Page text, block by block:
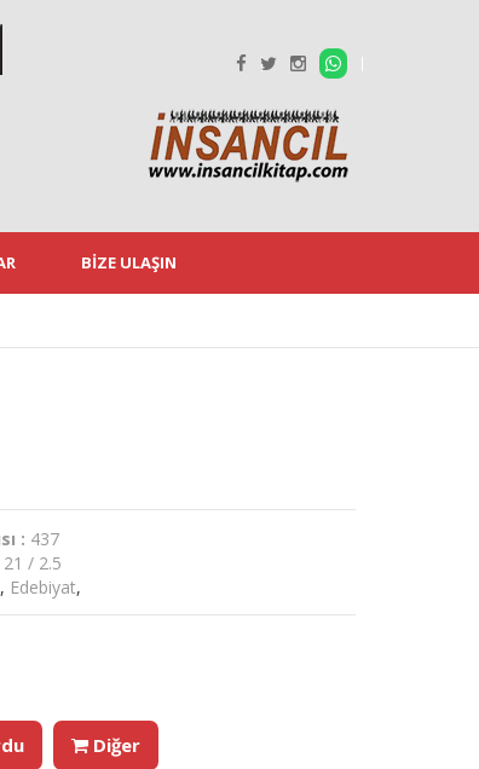
BIZE ULAŞIN
: 437
/ 2.5
, Edebiyat,
Diğer